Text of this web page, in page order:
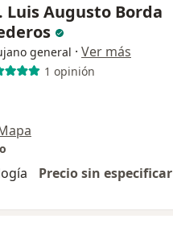
Luis Augusto Borda
general · Ver más
1 opinión
Precio sin especificar